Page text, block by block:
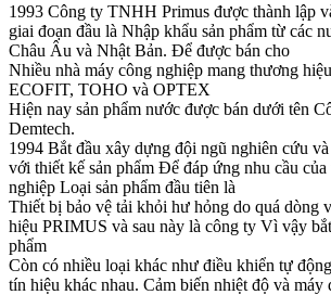
1993 Công ty TNHH Primus được thành lập
giai đoạn đầu là Nhập khẩu sản phẩm từ các
Châu Âu và Nhật Bản. Để được bán cho
Nhiều nhà máy công nghiệp mang thương
ECOFIT, TOHO và OPTEX
Hiện nay sản phẩm nước được bán dưới tên
Demtech.
1994 Bắt đầu xây dựng đội ngũ nghiên cứu và
với thiết kế sản phẩm Để đáp ứng nhu cầu
nghiệp Loại sản phẩm đầu tiên là
Thiết bị bảo vệ tải khỏi hư hỏng do quá dòng
hiệu PRIMUS và sau này là công ty Vì vậy
phẩm
Còn có nhiều loại khác như điều khiển tự
tín hiệu khác nhau. Cảm biến nhiệt độ và máy